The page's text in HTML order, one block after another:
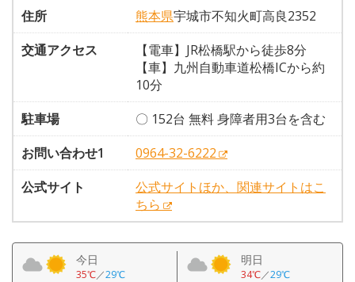
住所
熊本県宇城市不知火町高良2352
交通アクセス
【電車】JR松橋駅から徒歩8分
【車】九州自動車道松橋ICから約
10分
駐車場
〇 152台 無料 身障者用3台を含む
お問い合わせ1
0964-32-6222
公式サイト
公式サイトほか、関連サイトはこ
ちら
今日
35℃／29℃
明日
34℃／29℃